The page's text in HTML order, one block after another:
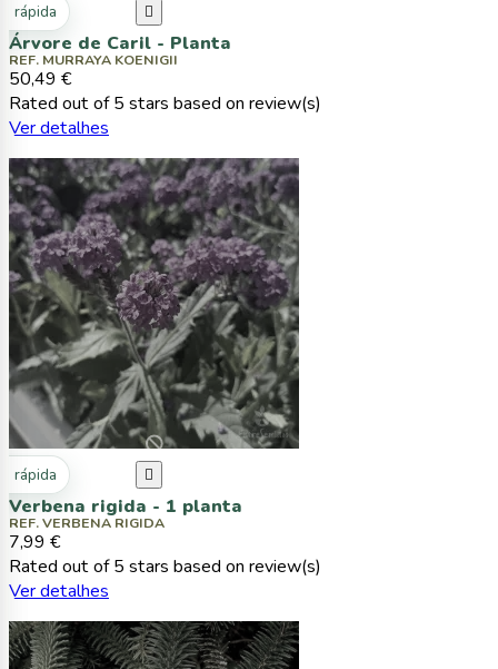
rápida 
Árvore de Caril - Planta
REF. MURRAYA KOENIGII
50,49 €
Rated out of 5 stars based on review(s)
Ver detalhes
rápida 
Verbena rigida - 1 planta
REF. VERBENA RIGIDA
7,99 €
Rated out of 5 stars based on review(s)
Ver detalhes